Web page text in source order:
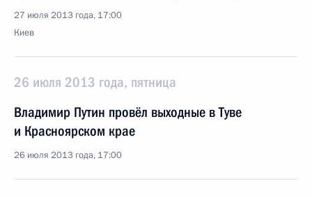
27 июля 2013 года, 17:00
Киев
26 июля 2013 года, пятница
Владимир Путин провёл выходные в Туве
и Красноярском крае
26 июля 2013 года, 17:00